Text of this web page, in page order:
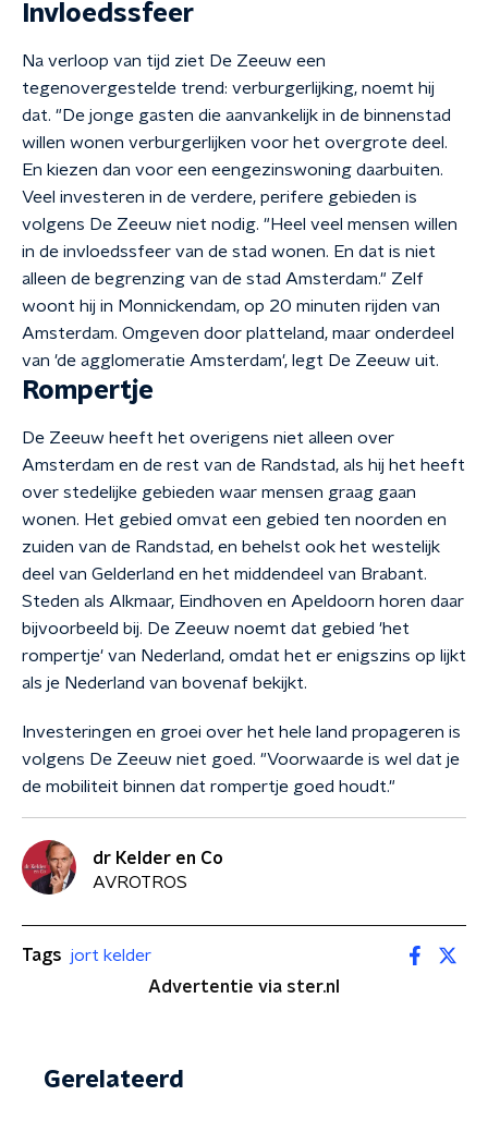
Invloedssfeer
Na verloop van tijd ziet De Zeeuw een
tegenovergestelde trend: verburgerlijking, noemt hij
dat. "De jonge gasten die aanvankelijk in de binnenstad
willen wonen verburgerlijken voor het overgrote deel.
En kiezen dan voor een eengezinswoning daarbuiten.
Veel investeren in de verdere, perifere gebieden is
volgens De Zeeuw niet nodig. "Heel veel mensen willen
in de invloedssfeer van de stad wonen. En dat is niet
alleen de begrenzing van de stad Amsterdam." Zelf
woont hij in Monnickendam, op 20 minuten rijden van
Amsterdam. Omgeven door platteland, maar onderdeel
van 'de agglomeratie Amsterdam', legt De Zeeuw uit.
Rompertje
De Zeeuw heeft het overigens niet alleen over
Amsterdam en de rest van de Randstad, als hij het heeft
over stedelijke gebieden waar mensen graag gaan
wonen. Het gebied omvat een gebied ten noorden en
zuiden van de Randstad, en behelst ook het westelijk
deel van Gelderland en het middendeel van Brabant.
Steden als Alkmaar, Eindhoven en Apeldoorn horen daar
bijvoorbeeld bij. De Zeeuw noemt dat gebied 'het
rompertje' van Nederland, omdat het er enigszins op lijkt
als je Nederland van bovenaf bekijkt.
Investeringen en groei over het hele land propageren is
volgens De Zeeuw niet goed. "Voorwaarde is wel dat je
de mobiliteit binnen dat rompertje goed houdt."
dr Kelder en Co
AVROTROS
Tags jort kelder
Advertentie via ster.nl
Gerelateerd